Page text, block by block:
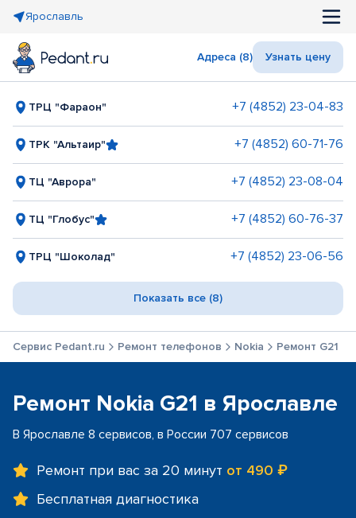
Ярославль
Адреса (8) Узнать цену
ТРЦ "Фараон" +7 (4852) 23-04-83
ТРК "Альтаир" +7 (4852) 60-71-76
ТЦ "Аврора" +7 (4852) 23-08-04
ТЦ "Глобус" +7 (4852) 60-76-37
ТРЦ "Шоколад" +7 (4852) 23-06-56
Показать все (8)
Сервис Pedant.ru Ремонт телефонов Nokia Ремонт G21
Ремонт Nokia G21 в Ярославле
В Ярославле 8 сервисов, в России 707 сервисов
Ремонт при вас за 20 минут от 490 ₽
Бесплатная диагностика